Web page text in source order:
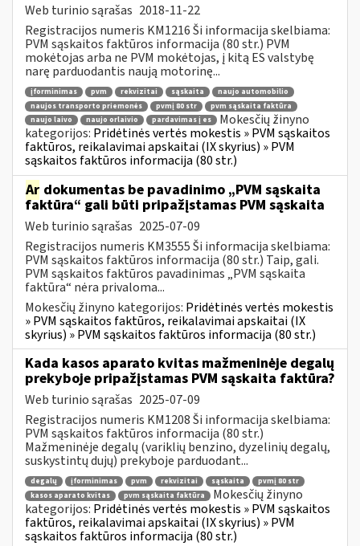
Web turinio sąrašas 2018-11-22
Registracijos numeris KM1216 Ši informacija skelbiama:
PVM sąskaitos faktūros informacija (80 str.) PVM
mokėtojas arba ne PVM mokėtojas, į kitą ES valstybę
narę parduodantis naują motorinę...
įforminimas pvm rekvizitai sąskaita
naujo automobilio
naujos transporto priemonės
pvmį 80 str
pvm sąskaita faktūra
naujo laivo
naujo orlaivio pardavimas į es
Mokesčių žinyno
kategorijos: Pridėtinės vertės mokestis » PVM sąskaitos
faktūros, reikalavimai apskaitai (IX skyrius) » PVM
sąskaitos faktūros informacija (80 str.)
Ar dokumentas be pavadinimo „PVM sąskaita
faktūra“ gali būti pripažįstamas PVM sąskaita
Web turinio sąrašas 2025-07-09
Registracijos numeris KM3555 Ši informacija skelbiama:
PVM sąskaitos faktūros informacija (80 str.) Taip, gali.
PVM sąskaitos faktūros pavadinimas „PVM sąskaita
faktūra“ nėra privaloma...
Mokesčių žinyno kategorijos: Pridėtinės vertės mokestis
» PVM sąskaitos faktūros, reikalavimai apskaitai (IX
skyrius) » PVM sąskaitos faktūros informacija (80 str.)
Kada kasos aparato kvitas mažmeninėje degalų
prekyboje pripažįstamas PVM sąskaita faktūra?
Web turinio sąrašas 2025-07-09
Registracijos numeris KM1208 Ši informacija skelbiama:
PVM sąskaitos faktūros informacija (80 str.)
Mažmeninėje degalų (variklių benzino, dyzelinių degalų,
suskystintų dujų) prekyboje parduodant...
degalų įforminimas pvm rekvizitai sąskaita
pvmį 80 str
kasos aparato kvitas
pvm sąskaita faktūra
Mokesčių žinyno
kategorijos: Pridėtinės vertės mokestis » PVM sąskaitos
faktūros, reikalavimai apskaitai (IX skyrius) » PVM
sąskaitos faktūros informacija (80 str.)